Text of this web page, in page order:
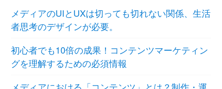
メディアのUIとUXは切っても切れない関係、生活
者思考のデザインが必要。
初心者でも10倍の成果！コンテンツマーケティン
グを理解するための必須情報